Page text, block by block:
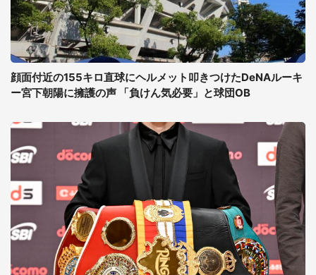
顔面付近の155キロ直球にヘルメット叩きつけたDeNAルーキ
ー宮下朝陽に擁護の声 「負けん気必要」と球団OB